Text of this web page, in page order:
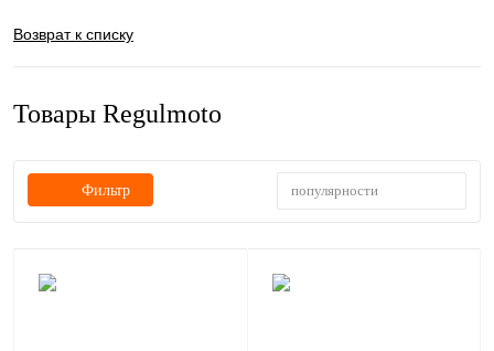
Возврат к списку
Товары Regulmoto
Фильтр популярности